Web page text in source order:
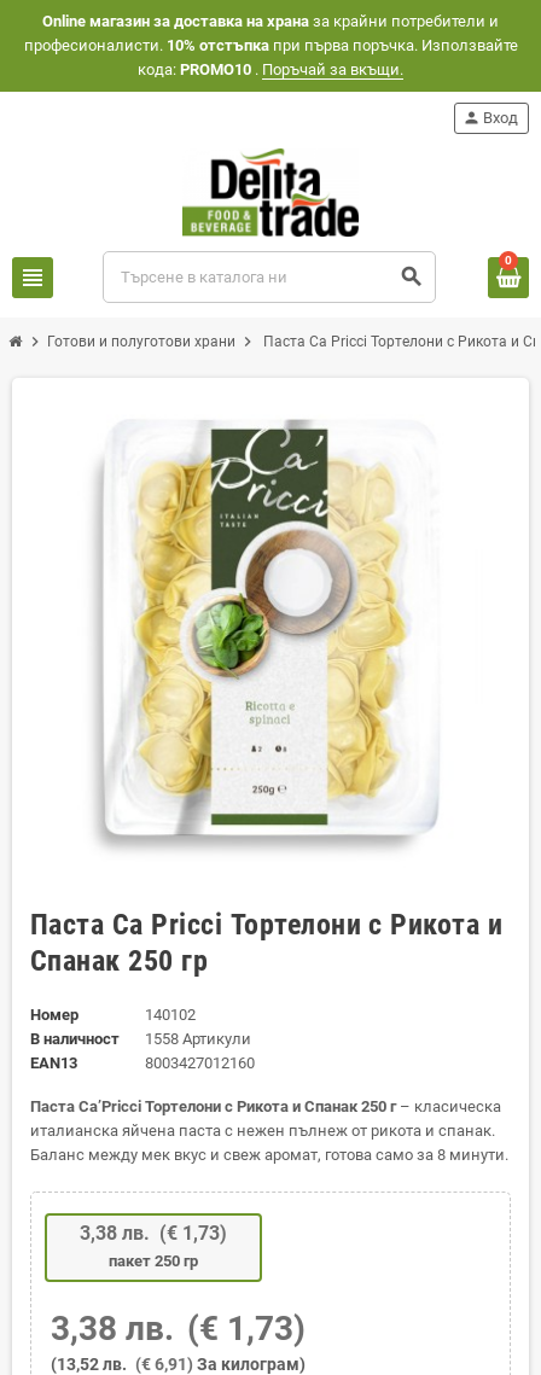
Оnline магазин за доставка на храна за крайни потребители и
професионалисти. 10% отстъпкапри първа поръчка. Използвайте
кода: PROMO10 . Поръчай за вкъщи.
view_headline search
person Вход
0
chevron_right Готови и полуготови храни chevron_right Паста Ca Pricci Тортелони с Рикота и
Паста Ca Pricci Тортелони с Рикота и
Спанак 250 гр
Номер
140102
В наличност
1558 Артикули
EAN13
8003427012160
Паста Ca’Pricci Тортелони с Рикота и Спанак 250 г– класическа
италианска яйчена паста с нежен пълнеж от рикота и спанак.
Баланс между мек вкус и свеж аромат, готова само за 8 минути.
3,38 лв. (€ 1,73)
пакет 250 гр
3,38 лв. (€ 1,73)
(13,52 лв. (€ 6,91) За килограм)